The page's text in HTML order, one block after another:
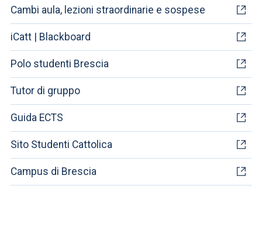
Cambi aula, lezioni straordinarie e sospese
iCatt | Blackboard
Polo studenti Brescia
Tutor di gruppo
Guida ECTS
Sito Studenti Cattolica
Campus di Brescia